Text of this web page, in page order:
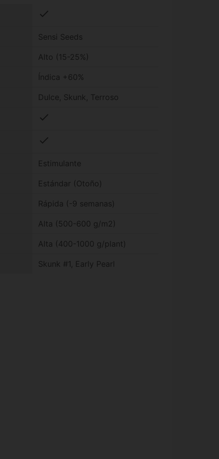
check
Sensi Seeds
Alto (15-25%)
Índica +60%
Dulce, Skunk, Terroso
check
check
Estimulante
Estándar (Otoño)
Rápida (-9 semanas)
Alta (500-600 g/m2)
Alta (400-1000 g/plant)
Skunk #1, Early Pearl